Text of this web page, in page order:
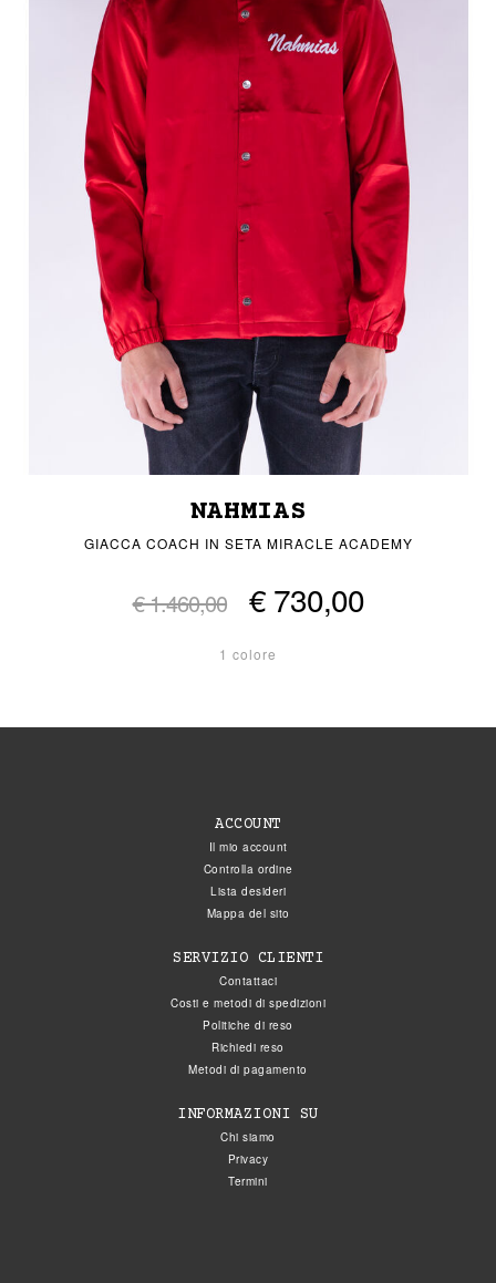
NAHMIAS
GIACCA COACH IN SETA MIRACLE ACADEMY
€ 1.460,00 € 730,00
1 colore
ACCOUNT
Il mio account
Controlla ordine
Lista desideri
Mappa del sito
SERVIZIO CLIENTI
Contattaci
Costi e metodi di spedizioni
Politiche di reso
Richiedi reso
Metodi di pagamento
INFORMAZIONI SU
Chi siamo
Privacy
Termini